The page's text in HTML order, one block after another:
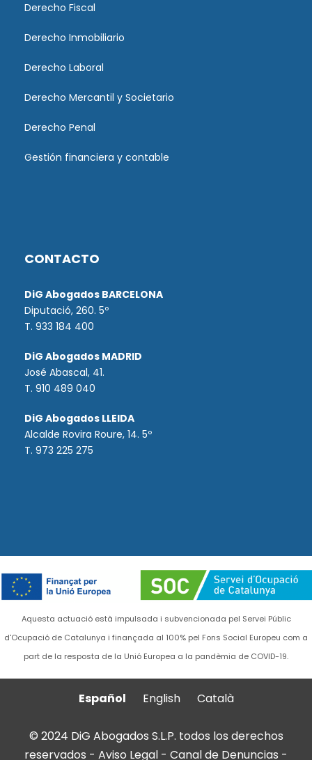
Derecho Fiscal
Derecho Inmobiliario
Derecho Laboral
Derecho Mercantil y Societario
Derecho Penal
Gestión financiera y contable
CONTACTO
DiG Abogados BARCELONA
Diputació, 260. 5º
T. 933 184 400
DiG Abogados MADRID
José Abascal, 41.
T. 910 489 040
DiG Abogados LLEIDA
Alcalde Rovira Roure, 14. 5º
T. 973 225 275
Aquesta actuació està impulsada i subvencionada pel Servei Públic
d'Ocupació de Catalunya i finançada al 100% pel Fons Social Europeu com a
part de la resposta de la Unió Europea a la pandèmia de COVID-19.
Español English Català
© 2024 DiG Abogados S.L.P. todos los derechos
reservados - Aviso Legal - Canal de Denuncias -